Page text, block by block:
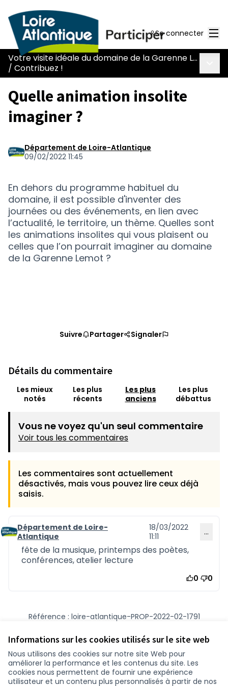
Informations sur les cookies utilisés sur le site web
Nous utilisons des cookies sur notre site Web pour
améliorer la performance et les contenus du site. Les
cookies nous permettent de fournir une expérience
utilisateur et un contenu plus personnalisés à partir de nos
Se connecter
Votre visite idéale du domaine de la Garenne Lemot
/ Contribuez !
Quelle animation insolite
imaginer ?
Département de Loire-Atlantique
09/02/2022 11:45
En dehors du programme habituel du
domaine, il est possible d'inventer des
journées ou des événements, en lien avec
l’actualité, le territoire, un thème. Quelles sont
les animations insolites qui vous plaisent ou
celles que l’on pourrait imaginer au domaine
de la Garenne Lemot ?
Suivre Partager Signaler
Détails du commentaire
Les mieux
notés
Les plus
récents
Les plus
anciens
Les plus
débattus
Vous ne voyez qu'un seul commentaire
Voir tous les commentaires
Les commentaires sont actuellement
désactivés, mais vous pouvez lire ceux déjà
saisis.
Commentaire 1085
Département de Loire-
Atlantique
18/03/2022
11:11
…
fête de la musique, printemps des poètes,
conférences, atelier lecture
0 0
Référence : loire-atlantique-PROP-2022-02-1791
Vérifiez l'empreinte numérique
Conditions d'utilisation
Paramètres des cookies
participer.loire-atlantique.fr sur Facebook
participer.loire-atlantique.fr sur Instagram
participer.loire-atlantique.fr sur YouTube